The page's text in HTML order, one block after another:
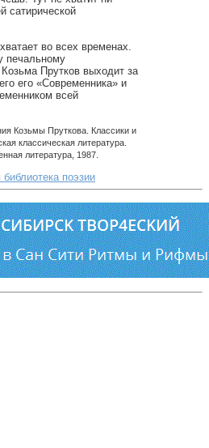
сатирической
во всех временах.
печальному
Козьма Прутков выходит за
его «Современника» и
всей
Козьмы Пруткова. Классики и
классическая литература.
литература, 1987.
библиотека поэзии